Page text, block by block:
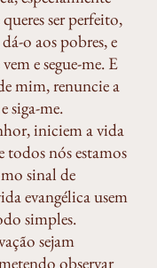
ser perfeito,
o aos pobres, e
e segue-me. E
mim, renuncie a
siga-me.
iniciem a vida
todos nós estamos
sinal de
evangélica usem
simples.
sejam
observar